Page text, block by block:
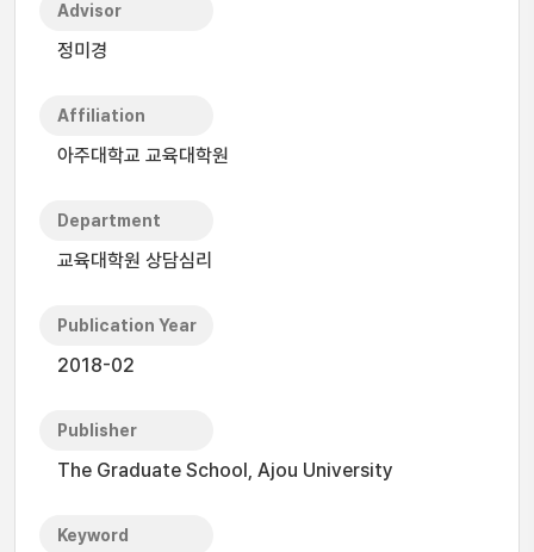
Advisor
정미경
Affiliation
아주대학교 교육대학원
Department
교육대학원 상담심리
Publication Year
2018-02
Publisher
The Graduate School, Ajou University
Keyword